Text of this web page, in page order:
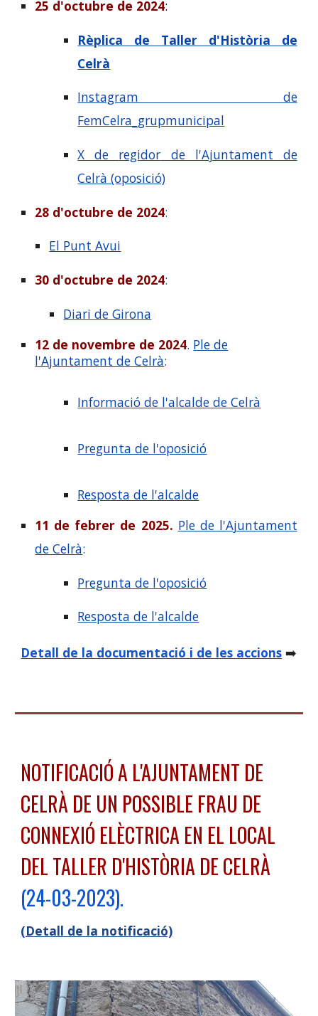
25 d'octubre de 2024:
Rèplica de Taller d'Història de
Celrà
Instagram de
FemCelra_grupmunicipal
X de regidor de l'Ajuntament de
Celrà (oposició)
28 d'octubre de 2024:
El Punt Avui
30 d'octubre de 2024:
Diari de Girona
12 de novembre de 2024. Ple de
l'Ajuntament de Celrà:
Informació de l'alcalde de Celrà
Pregunta de l'oposició
Resposta de l'alcalde
11 de febrer de 2025. Ple de l'Ajuntament
de Celrà:
Pregunta de l'oposició
Resposta de l'alcalde
Detall de la documentació i de les accions ➡️
NOTIFICACIÓ A L'AJUNTAMENT DE
CELRÀ DE UN POSSIBLE FRAU DE
CONNEXIÓ ELÈCTRICA EN EL LOCAL
DEL TALLER D'HISTÒRIA DE CELRÀ
(24-03-2023).
(Detall de la notificació)